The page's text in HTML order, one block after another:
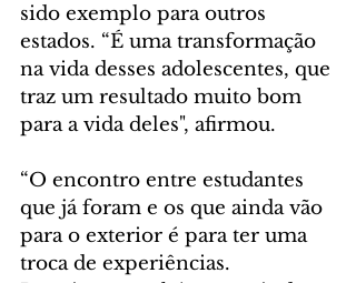
sido exemplo para outros
estados. “É uma transformação
na vida desses adolescentes, que
traz um resultado muito bom
para a vida deles", afirmou.
“O encontro entre estudantes
que já foram e os que ainda vão
para o exterior é para ter uma
troca de experiências.